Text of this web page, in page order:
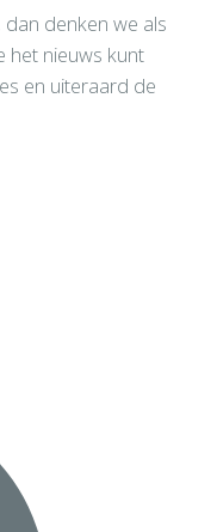
dan denken we als
het nieuws kunt
en uiteraard de